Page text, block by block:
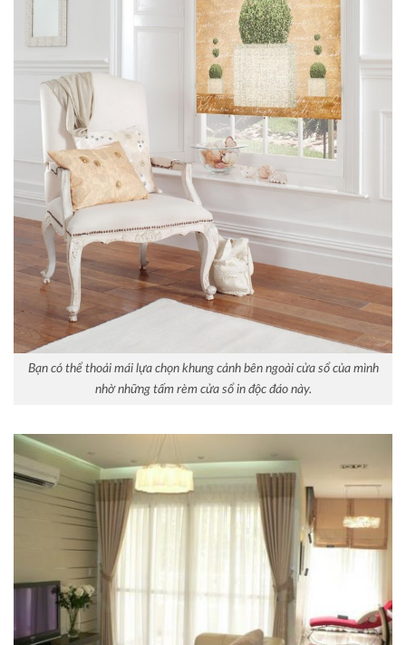
Bạn có thể thoải mái lựa chọn khung cảnh bên ngoài cửa sổ của mình
nhờ những tấm rèm cửa sổ in độc đáo này.